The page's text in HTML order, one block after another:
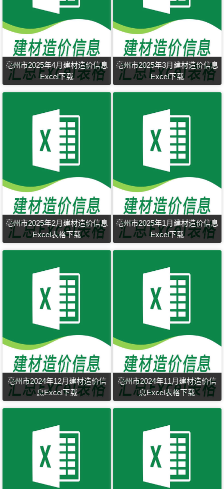
亳州市2025年4月建材造价信息
Excel下载
亳州市2025年3月建材造价信息
Excel下载
亳州市2025年2月建材造价信息
Excel表格下载
亳州市2025年1月建材造价信息
Excel下载
亳州市2024年12月建材造价信
息Excel下载
亳州市2024年11月建材造价信
息Excel表格下载